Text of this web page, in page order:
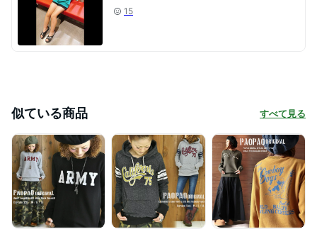
15
似ている商品 すべて見る